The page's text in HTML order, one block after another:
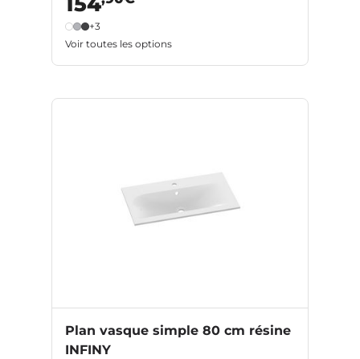
+3
Voir toutes les options
Plan vasque simple 80 cm résine
INFINY